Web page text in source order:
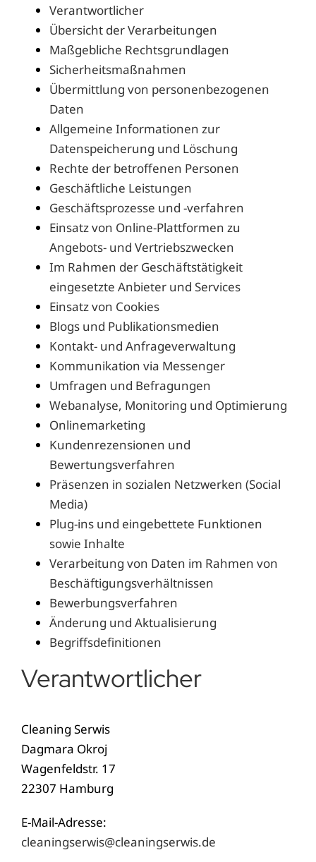
Verantwortlicher
Übersicht der Verarbeitungen
Maßgebliche Rechtsgrundlagen
Sicherheitsmaßnahmen
Übermittlung von personenbezogenen
Daten
Allgemeine Informationen zur
Datenspeicherung und Löschung
Rechte der betroffenen Personen
Geschäftliche Leistungen
Geschäftsprozesse und -verfahren
Einsatz von Online-Plattformen zu
Angebots- und Vertriebszwecken
Im Rahmen der Geschäftstätigkeit
eingesetzte Anbieter und Services
Einsatz von Cookies
Blogs und Publikationsmedien
Kontakt- und Anfrageverwaltung
Kommunikation via Messenger
Umfragen und Befragungen
Webanalyse, Monitoring und Optimierung
Onlinemarketing
Kundenrezensionen und
Bewertungsverfahren
Präsenzen in sozialen Netzwerken (Social
Media)
Plug-ins und eingebettete Funktionen
sowie Inhalte
Verarbeitung von Daten im Rahmen von
Beschäftigungsverhältnissen
Bewerbungsverfahren
Änderung und Aktualisierung
Begriffsdefinitionen
Verantwortlicher
Cleaning Serwis
Dagmara Okroj
Wagenfeldstr. 17
22307 Hamburg
E-Mail-Adresse:
cleaningserwis@cleaningserwis.de